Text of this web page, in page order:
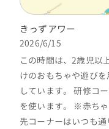
きっずアワー
2026/6/15
この時間は、2歳児以
けのおもちゃや遊びを
しています。 研修コ
を使います。 ※赤ち
先コーナーはいつも通